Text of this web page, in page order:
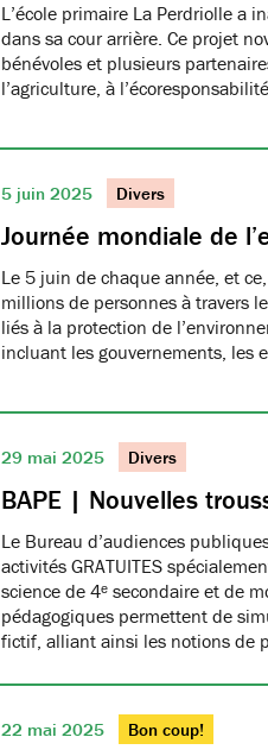
L’école primaire La Perdriolle a
dans sa cour arrière. Ce projet
bénévoles et plusieurs
l’agriculture, à
5 juin 2025 Divers
Journée mondiale de
Le 5 juin de chaque année, et
millions de personnes à travers
liés à la protection de
incluant les gouvernements, les
29 mai 2025 Divers
BAPE | Nouvelles
Le Bureau d’audiences
activités GRATUITES
science de 4ᵉ secondaire et de
pédagogiques permettent de
fictif, alliant ainsi les notions de
22 mai 2025 Bon coup!